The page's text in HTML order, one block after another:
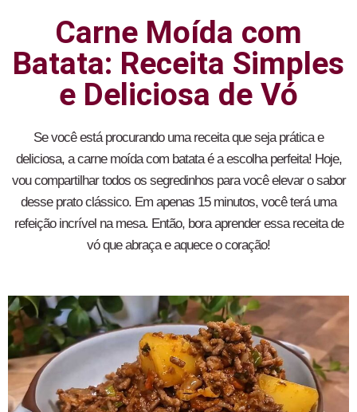
Carne Moída com
Batata: Receita Simples
e Deliciosa de Vó
Se você está procurando uma receita que seja prática e
deliciosa, a carne moída com batata é a escolha perfeita! Hoje,
vou compartilhar todos os segredinhos para você elevar o sabor
desse prato clássico. Em apenas 15 minutos, você terá uma
refeição incrível na mesa. Então, bora aprender essa receita de
vó que abraça e aquece o coração!